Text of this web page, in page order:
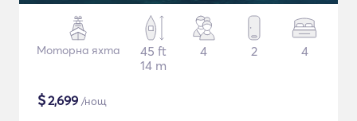
Моторна яхта
45 ft
14 m
4 2 4
$2,699 /нощ